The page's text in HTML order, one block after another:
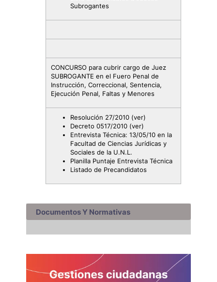
Subrogantes
CONCURSO para cubrir cargo de Juez
SUBROGANTE en el Fuero Penal de
Instrucción, Correccional, Sentencia,
Ejecución Penal, Faltas y Menores
Resolución 27/2010 (ver)
Decreto 0517/2010 (ver)
Entrevista Técnica: 13/05/10 en la
Facultad de Ciencias Jurídicas y
Sociales de la U.N.L.
Planilla Puntaje Entrevista Técnica
Listado de Precandidatos
Documentos Y Normativas